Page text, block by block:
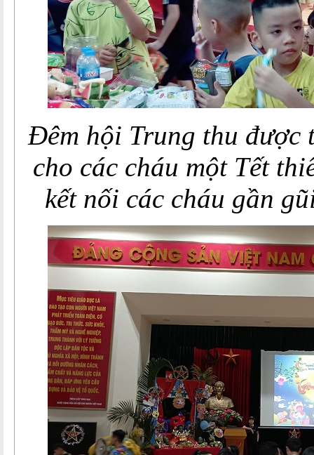
Đêm hội Trung thu được
cho các cháu một Tết
kết nối các cháu gần